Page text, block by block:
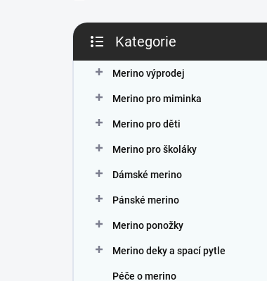
P
s
kategorie
Kategorie
Merino výprodej
Merino pro miminka
Merino pro děti
Merino pro školáky
Dámské merino
Pánské merino
Merino ponožky
Merino deky a spací pytle
Péče o merino